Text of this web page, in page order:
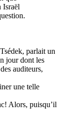
Israël
parlait un
jour dont les
auditeurs,
une telle
Alors, puisqu’il